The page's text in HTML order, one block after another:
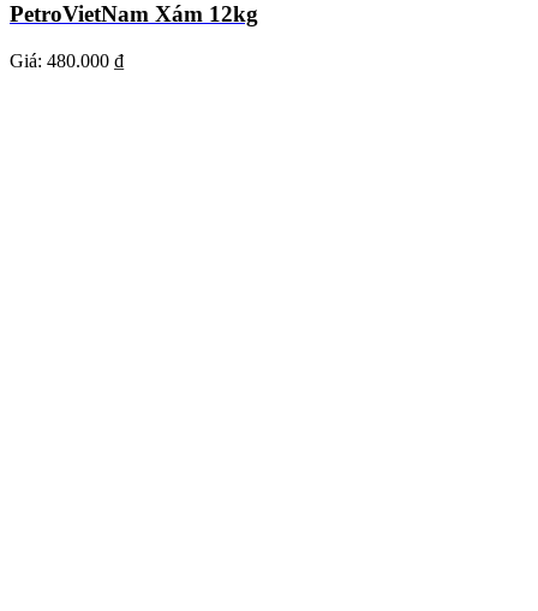
PetroVietNam Xám 12kg
Giá: 480.000 ₫